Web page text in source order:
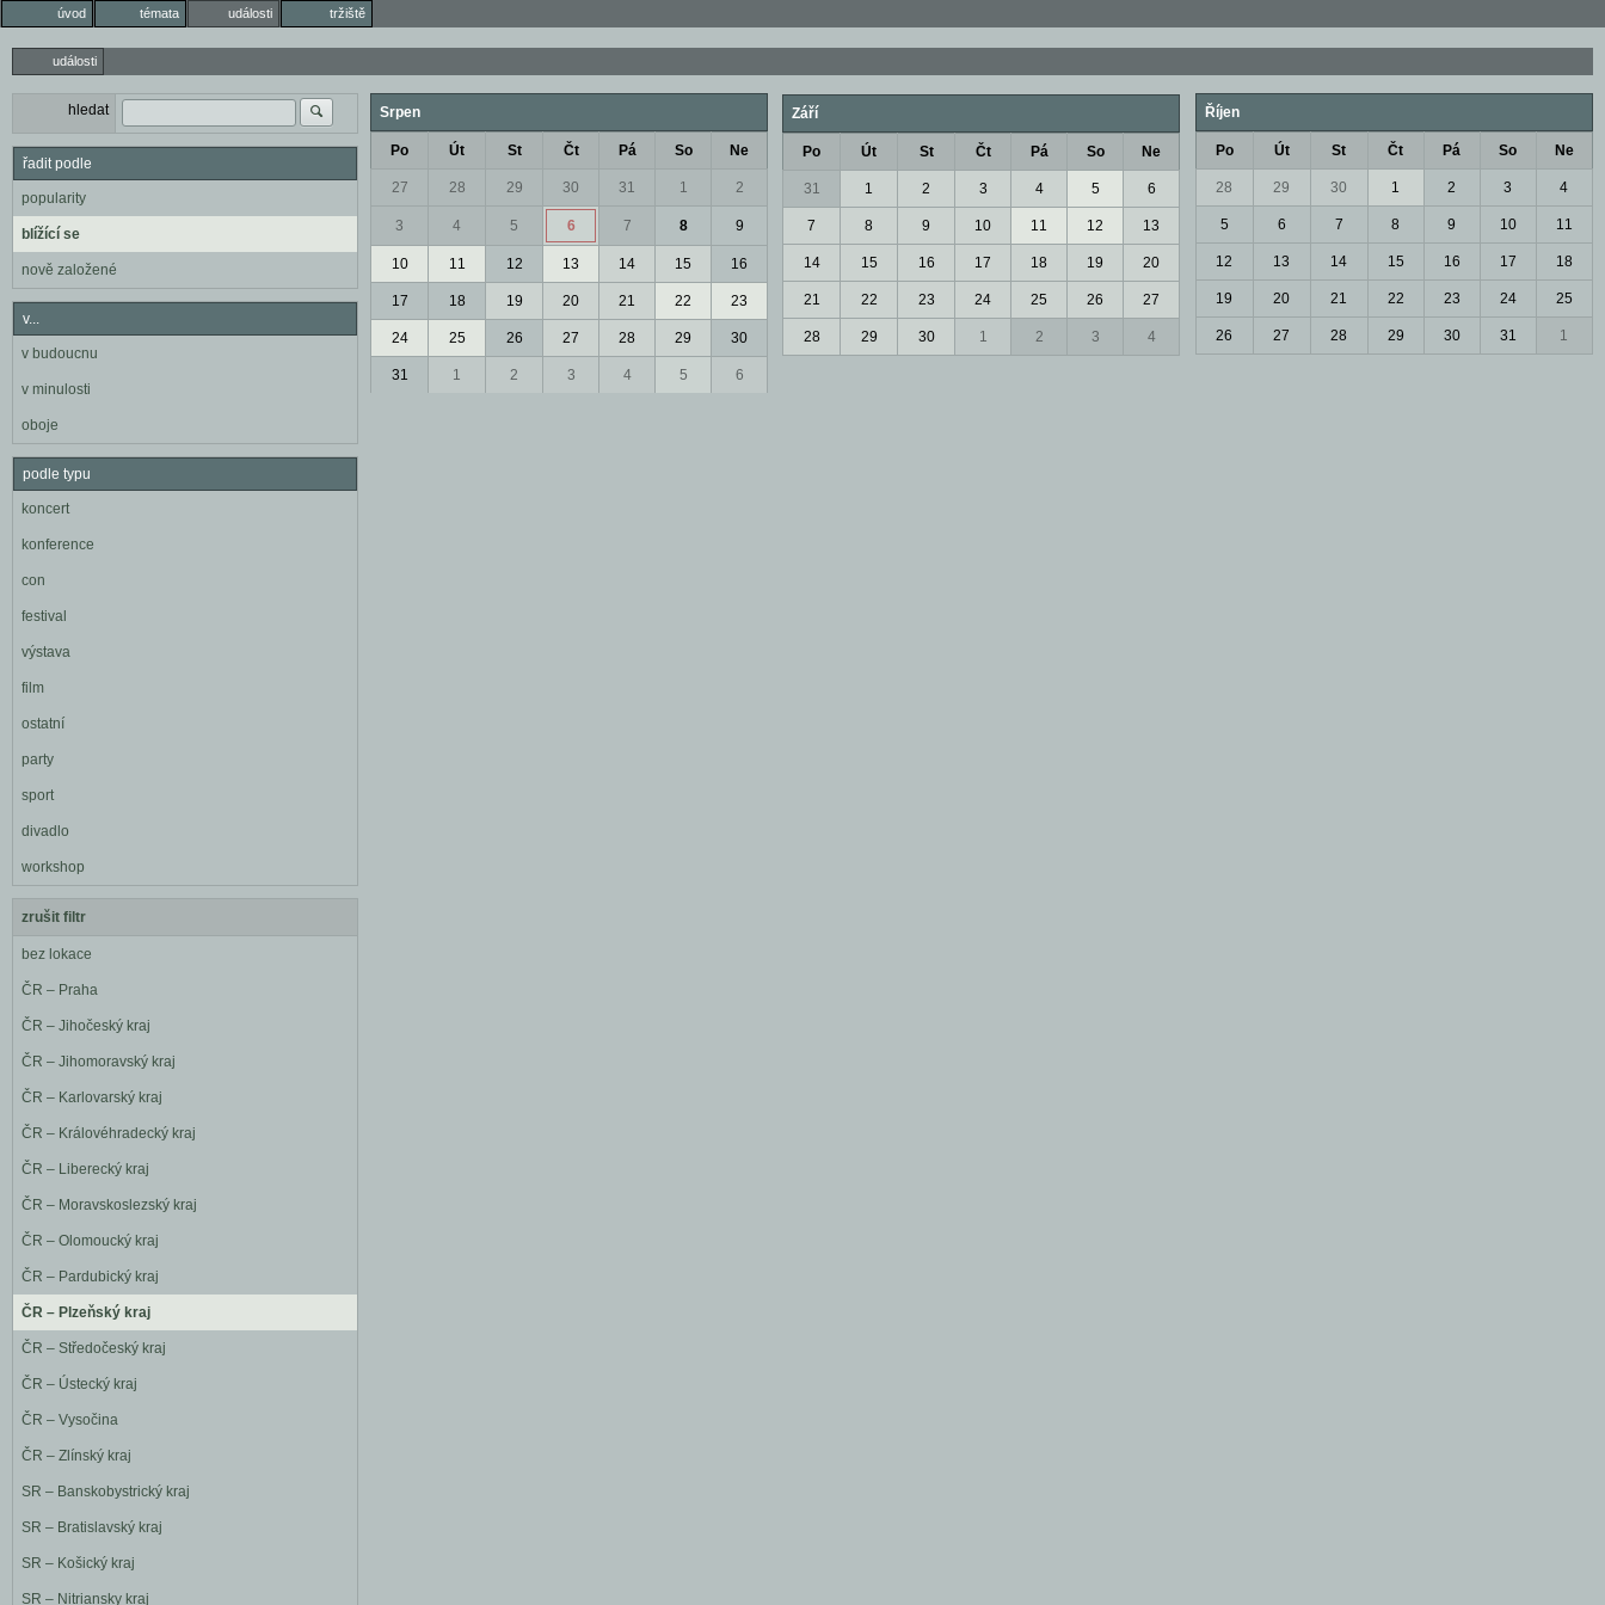
úvod témata události tržiště
události
hledat
řadit podle
popularity
blížící se
nově založené
v...
v budoucnu
v minulosti
oboje
podle typu
koncert
konference
con
festival
výstava
film
ostatní
party
sport
divadlo
workshop
zrušit filtr
bez lokace
ČR – Praha
ČR – Jihočeský kraj
ČR – Jihomoravský kraj
ČR – Karlovarský kraj
ČR – Královéhradecký kraj
ČR – Liberecký kraj
ČR – Moravskoslezský kraj
ČR – Olomoucký kraj
ČR – Pardubický kraj
ČR – Plzeňský kraj
ČR – Středočeský kraj
ČR – Ústecký kraj
ČR – Vysočina
ČR – Zlínský kraj
SR – Banskobystrický kraj
SR – Bratislavský kraj
SR – Košický kraj
SR – Nitriansky kraj
Srpen
Po Út St Čt Pá So Ne
27 28 29 30 31 1 2
3 4 5 6 7 8 9
10 11 12 13 14 15 16
17 18 19 20 21 22 23
24 25 26 27 28 29 30
31 1 2 3 4 5 6
Září
Po Út St Čt Pá So Ne
31 1 2 3 4 5 6
7 8 9 10 11 12 13
14 15 16 17 18 19 20
21 22 23 24 25 26 27
28 29 30 1 2 3 4
Říjen
Po Út St Čt Pá So Ne
28 29 30 1 2 3 4
5 6 7 8 9 10 11
12 13 14 15 16 17 18
19 20 21 22 23 24 25
26 27 28 29 30 31 1